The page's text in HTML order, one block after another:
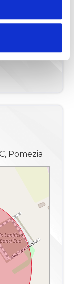
188-1605
Vendita
1
Ottimo
Climatizzato
VETRO
Pomezia